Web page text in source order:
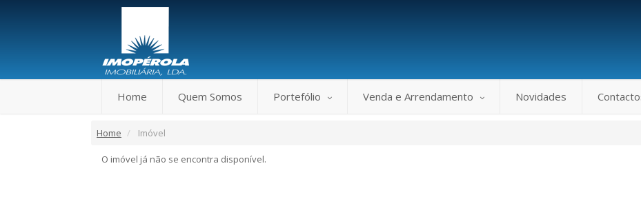
Home Quem Somos Portefólio Venda e Arrendamento Novidades
Home Imóvel
O imóvel já não se encontra disponível.